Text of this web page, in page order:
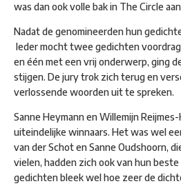
was dan ook volle bak in The Circle
Nadat de genomineerden hun
Ieder mocht twee gedichten
en één met een vrij onderwerp, ging
stijgen. De jury trok zich terug en
verlossende woorden uit te spreken.
Sanne Heymann en Willemijn
uiteindelijke winnaars. Het was wel
van der Schot en Sanne Oudshoorn,
vielen, hadden zich ook van hun
gedichten bleek wel hoe zeer de